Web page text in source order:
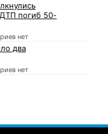
погиб 50-
нет
два
нет